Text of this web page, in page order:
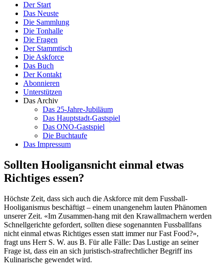
Der Start
Das Neuste
Die Sammlung
Die Tonhalle
Die Fragen
Der Stammtisch
Die Askforce
Das Buch
Der Kontakt
Abonnieren
Unterstützen
Das Archiv
Das 25-Jahre-Jubiläum
Das Hauptstadt-Gastspiel
Das ONO-Gastspiel
Die Buchtaufe
Das Impressum
Sollten Hooligansnicht einmal etwas
Richtiges essen?
Höchste Zeit, dass sich auch die Askforce mit dem Fussball-
Hooliganismus beschäftigt – einem unangenehm lauten Phänomen
unserer Zeit. «Im Zusammen-hang mit den Krawallmachern werden
Schnellgerichte gefordert, sollten diese sogenannten Fussballfans
nicht einmal etwas Richtiges essen statt immer nur Fast Food?»,
fragt uns Herr S. W. aus B. Für alle Fälle: Das Lustige an seiner
Frage ist, dass ein an sich juristisch-strafrechtlicher Begriff ins
Kulinarische gewendet wird.